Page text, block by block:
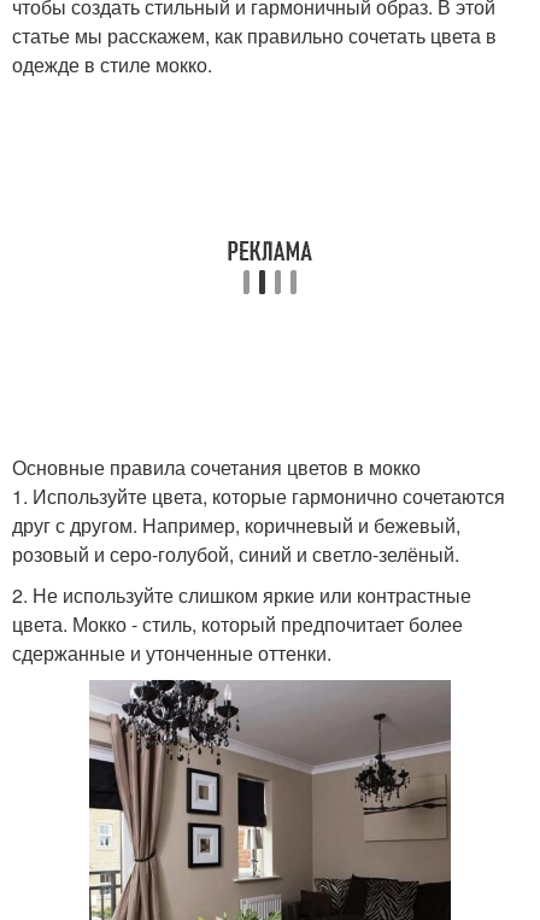
чтобы создать стильный и гармоничный образ. В этой
статье мы расскажем, как правильно сочетать цвета в
одежде в стиле мокко.
Основные правила сочетания цветов в мокко
1. Используйте цвета, которые гармонично сочетаются
друг с другом. Например, коричневый и бежевый,
розовый и серо-голубой, синий и светло-зелёный.
2. Не используйте слишком яркие или контрастные
цвета. Мокко - стиль, который предпочитает более
сдержанные и утонченные оттенки.